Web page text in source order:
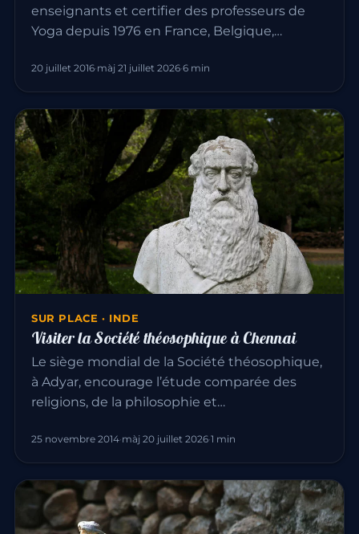
enseignants et certifier des professeurs de
Yoga depuis 1976 en France, Belgique,…
20 juillet 2016·màj 21 juillet 2026·6 min
SUR PLACE · INDE
Visiter la Société théosophique à Chennai
Le siège mondial de la Société théosophique,
à Adyar, encourage l’étude comparée des
religions, de la philosophie et…
25 novembre 2014·màj 20 juillet 2026·1 min